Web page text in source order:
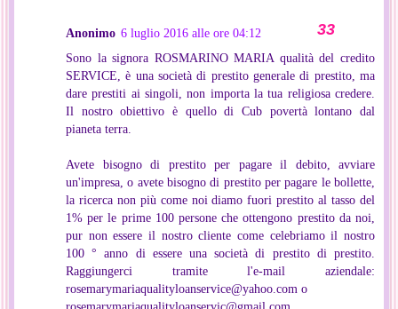
Anonimo 6 luglio 2016 alle ore 04:12
Sono la signora ROSMARINO MARIA qualità del credito
SERVICE, è una società di prestito generale di prestito, ma
dare prestiti ai singoli, non importa la tua religiosa credere.
Il nostro obiettivo è quello di Cub povertà lontano dal
pianeta terra.
Avete bisogno di prestito per pagare il debito, avviare
un'impresa, o avete bisogno di prestito per pagare le bollette,
la ricerca non più come noi diamo fuori prestito al tasso del
1% per le prime 100 persone che ottengono prestito da noi,
pur non essere il nostro cliente come celebriamo il nostro
100 ° anno di essere una società di prestito di prestito.
Raggiungerci tramite l'e-mail aziendale:
rosemarymariaqualityloanservice@yahoo.com o
rosemarymariaqualityloanservic@gmail.com,